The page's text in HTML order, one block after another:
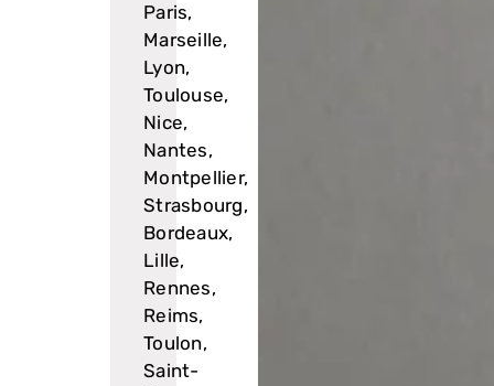
Paris,
Marseille,
Lyon,
Toulouse,
Nice,
Nantes,
Montpellier,
Strasbourg,
Bordeaux,
Lille,
Rennes,
Reims,
Toulon,
Saint-